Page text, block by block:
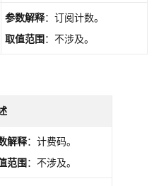
参数解释：订阅计数。
取值范围：不涉及。
解释：计费码。
范围：不涉及。